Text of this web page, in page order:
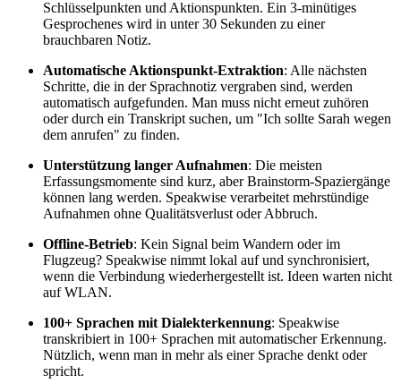
Schlüsselpunkten und Aktionspunkten. Ein 3-minütiges
Gesprochenes wird in unter 30 Sekunden zu einer
brauchbaren Notiz.
Automatische Aktionspunkt-Extraktion: Alle nächsten
Schritte, die in der Sprachnotiz vergraben sind, werden
automatisch aufgefunden. Man muss nicht erneut zuhören
oder durch ein Transkript suchen, um "Ich sollte Sarah wegen
dem anrufen" zu finden.
Unterstützung langer Aufnahmen: Die meisten
Erfassungsmomente sind kurz, aber Brainstorm-Spaziergänge
können lang werden. Speakwise verarbeitet mehrstündige
Aufnahmen ohne Qualitätsverlust oder Abbruch.
Offline-Betrieb: Kein Signal beim Wandern oder im
Flugzeug? Speakwise nimmt lokal auf und synchronisiert,
wenn die Verbindung wiederhergestellt ist. Ideen warten nicht
auf WLAN.
100+ Sprachen mit Dialekterkennung: Speakwise
transkribiert in 100+ Sprachen mit automatischer Erkennung.
Nützlich, wenn man in mehr als einer Sprache denkt oder
spricht.